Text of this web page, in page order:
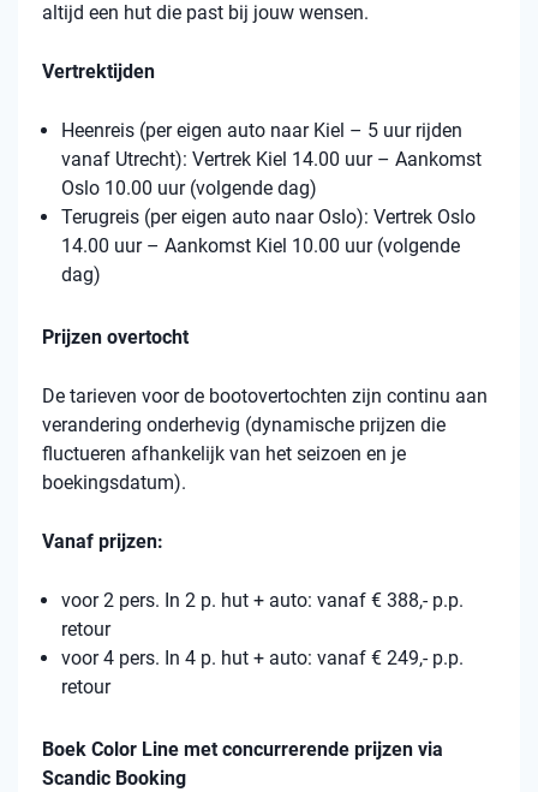
altijd een hut die past bij jouw wensen.
Vertrektijden
Heenreis (per eigen auto naar Kiel – 5 uur rijden
vanaf Utrecht): Vertrek Kiel 14.00 uur – Aankomst
Oslo 10.00 uur (volgende dag)
Terugreis (per eigen auto naar Oslo): Vertrek Oslo
14.00 uur – Aankomst Kiel 10.00 uur (volgende
dag)
Prijzen overtocht
De tarieven voor de bootovertochten zijn continu aan
verandering onderhevig (dynamische prijzen die
fluctueren afhankelijk van het seizoen en je
boekingsdatum).
Vanaf prijzen:
voor 2 pers. In 2 p. hut + auto: vanaf € 388,- p.p.
retour
voor 4 pers. In 4 p. hut + auto: vanaf € 249,- p.p.
retour
Boek Color Line met concurrerende prijzen via
Scandic Booking